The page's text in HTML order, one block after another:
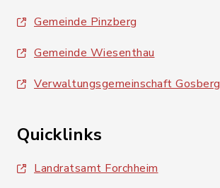
Gemeinde Pinzberg
Gemeinde Wiesenthau
Verwaltungsgemeinschaft Gosberg
Quicklinks
Landratsamt Forchheim